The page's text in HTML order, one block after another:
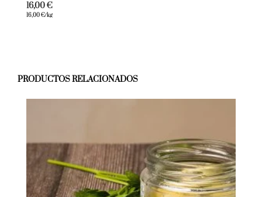
16,00€
16,00€/kg
PRODUCTOS RELACIONADOS